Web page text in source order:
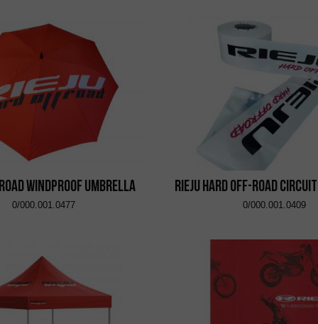
Windproof Umbrella
0/000.001.0477
RIEJU Hard Off-Road
0/000.001.0409